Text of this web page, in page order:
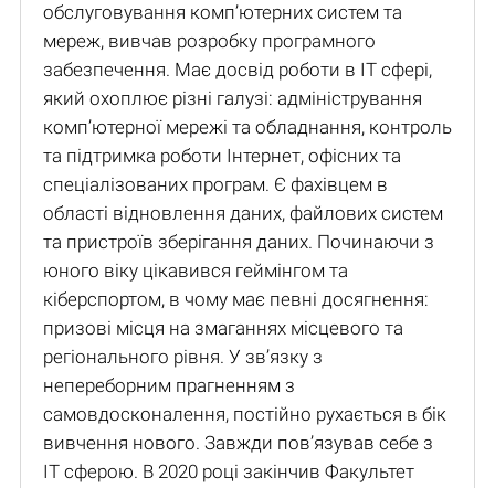
обслуговування комп’ютерних систем та
мереж, вивчав розробку програмного
забезпечення. Має досвід роботи в IT сфері,
який охоплює різні галузі: адміністрування
комп’ютерної мережі та обладнання, контроль
та підтримка роботи Інтернет, офісних та
спеціалізованих програм. Є фахівцем в
області відновлення даних, файлових систем
та пристроїв зберігання даних. Починаючи з
юного віку цікавився геймінгом та
кіберспортом, в чому має певні досягнення:
призові місця на змаганнях місцевого та
регіонального рівня. У зв’язку з
непереборним прагненням з
самовдосконалення, постійно рухається в бік
вивчення нового. Завжди пов’язував себе з
IT сферою. В 2020 році закінчив Факультет